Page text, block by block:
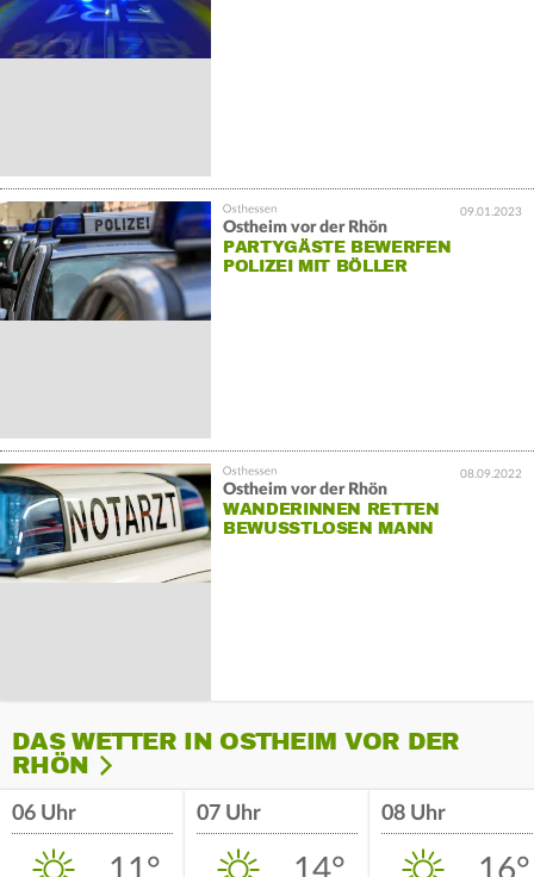
09.01.2023
Ostheim vor der Rhön
PARTYGÄSTE BEWERFEN
POLIZEI MIT BÖLLER
08.09.2022
Ostheim vor der Rhön
WANDERINNEN RETTEN
BEWUSSTLOSEN MANN
DAS WETTER IN OSTHEIM VOR DER
RHÖN
06 Uhr
11°
07 Uhr
14°
08 Uhr
16°